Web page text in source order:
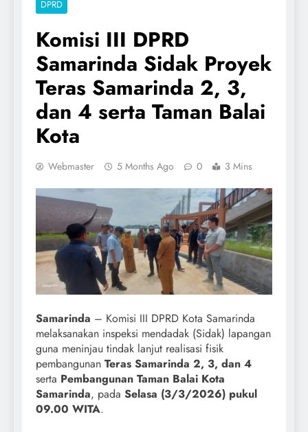
DPRD
Komisi III DPRD
Samarinda Sidak Proyek
Teras Samarinda 2, 3,
dan 4 serta Taman Balai
Kota
Webmaster 5 Months Ago 0 3 Mins
Samarinda – Komisi III DPRD Kota Samarinda
melaksanakan inspeksi mendadak (Sidak) lapangan
guna meninjau tindak lanjut realisasi fisik
pembangunan Teras Samarinda 2, 3, dan 4
serta Pembangunan Taman Balai Kota
Samarinda, pada Selasa (3/3/2026) pukul
09.00 WITA.